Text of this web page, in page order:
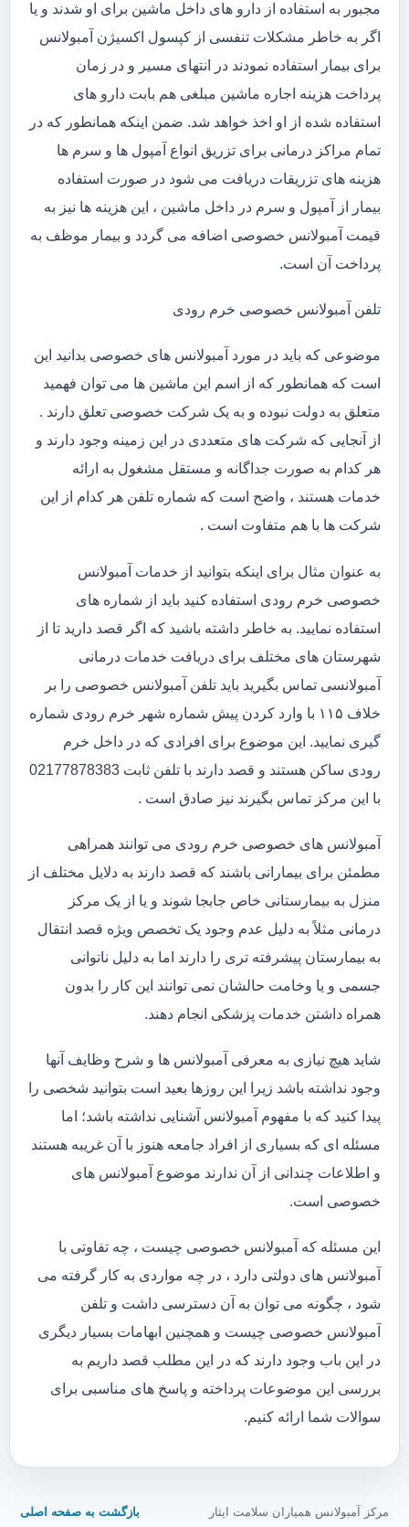
مجبور به استفاده از دارو های داخل ماشین برای او شدند و یا
اگر به خاطر مشکلات تنفسی از کپسول اکسیژن آمبولانس
برای بیمار استفاده نمودند در انتهای مسیر و در زمان
پرداخت هزینه اجاره ماشین مبلغی هم بابت دارو های
استفاده شده از او اخذ خواهد شد. ضمن اینکه همانطور که در
تمام مراکز درمانی برای تزریق انواع آمپول ها و سرم ها
هزینه های تزریقات دریافت می شود در صورت استفاده
بیمار از آمپول و سرم در داخل ماشین ، این هزینه ها نیز به
قیمت آمبولانس خصوصی اضافه می گردد و بیمار موظف به
پرداخت آن است.
تلفن آمبولانس خصوصی خرم رودی
موضوعی که باید در مورد آمبولانس های خصوصی بدانید این
است که همانطور که از اسم این ماشین ها می توان فهمید
متعلق به دولت نبوده و به یک شرکت خصوصی تعلق دارند .
از آنجایی که شرکت های متعددی در این زمینه وجود دارند و
هر کدام به صورت جداگانه و مستقل مشغول به ارائه
خدمات هستند ، واضح است که شماره تلفن هر کدام از این
شرکت ها با هم متفاوت است .
به عنوان مثال برای اینکه بتوانید از خدمات آمبولانس
خصوصی خرم رودی استفاده کنید باید از شماره های
استفاده نمایید. به خاطر داشته باشید که اگر قصد دارید تا از
شهرستان های مختلف برای دریافت خدمات درمانی
آمبولانسی تماس بگیرید باید تلفن آمبولانس خصوصی را بر
خلاف ۱۱۵ با وارد کردن پیش شماره شهر خرم رودی شماره
گیری نمایید. این موضوع برای افرادی که در داخل خرم
رودی ساکن هستند و قصد دارند با تلفن ثابت 02177878383
با این مرکز تماس بگیرند نیز صادق است .
آمبولانس های خصوصی خرم رودی می توانند همراهی
مطمئن برای بیمارانی باشند که قصد دارند به دلایل مختلف از
منزل به بیمارستانی خاص جابجا شوند و یا از یک مرکز
درمانی مثلاً به دلیل عدم وجود یک تخصص ویژه قصد انتقال
به بیمارستان پیشرفته تری را دارند اما به دلیل ناتوانی
جسمی و یا وخامت حالشان نمی توانند این کار را بدون
همراه داشتن خدمات پزشکی انجام دهند.
شاید هیچ نیازی به معرفی آمبولانس ها و شرح وظایف آنها
وجود نداشته باشد زیرا این روزها بعید است بتوانید شخصی را
پیدا کنید که با مفهوم آمبولانس آشنایی نداشته باشد؛ اما
مسئله ای که بسیاری از افراد جامعه هنوز با آن غریبه هستند
و اطلاعات چندانی از آن ندارند موضوع آمبولانس های
خصوصی است.
این مسئله که آمبولانس خصوصی چیست ، چه تفاوتی با
آمبولانس های دولتی دارد ، در چه مواردی به کار گرفته می
شود ، چگونه می توان به آن دسترسی داشت و تلفن
آمبولانس خصوصی چیست و همچنین ابهامات بسیار دیگری
در این باب وجود دارند که در این مطلب قصد داریم به
بررسی این موضوعات پرداخته و پاسخ های مناسبی برای
سوالات شما ارائه کنیم.
مرکز آمبولانس همیاران سلامت ایثار بازگشت به صفحه اصلی